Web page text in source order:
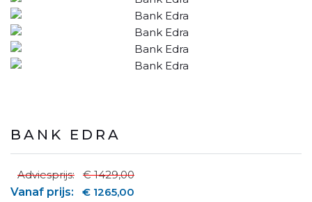
BANK EDRA
Adviesprijs:
€ 1429,00
Vanaf prijs:
€ 1265,00